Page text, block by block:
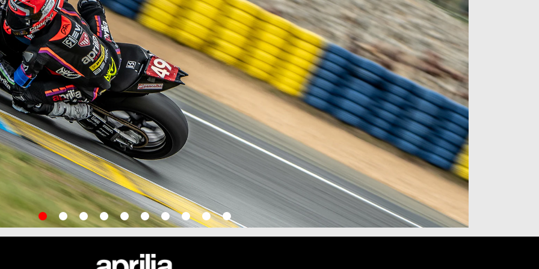
0
item
item
4
item
item
6
item
7
item
8
item
9